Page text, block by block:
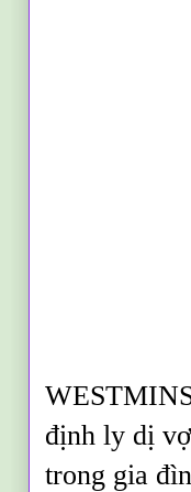
định ly dị
trong gia